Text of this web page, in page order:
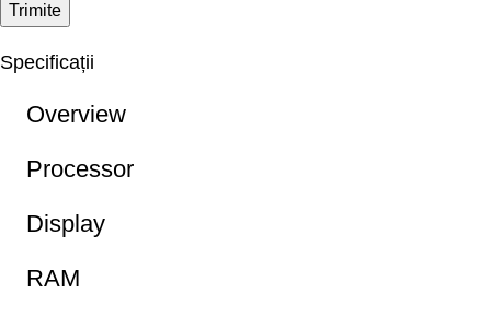
Specificații
Overview
Processor
Display
RAM